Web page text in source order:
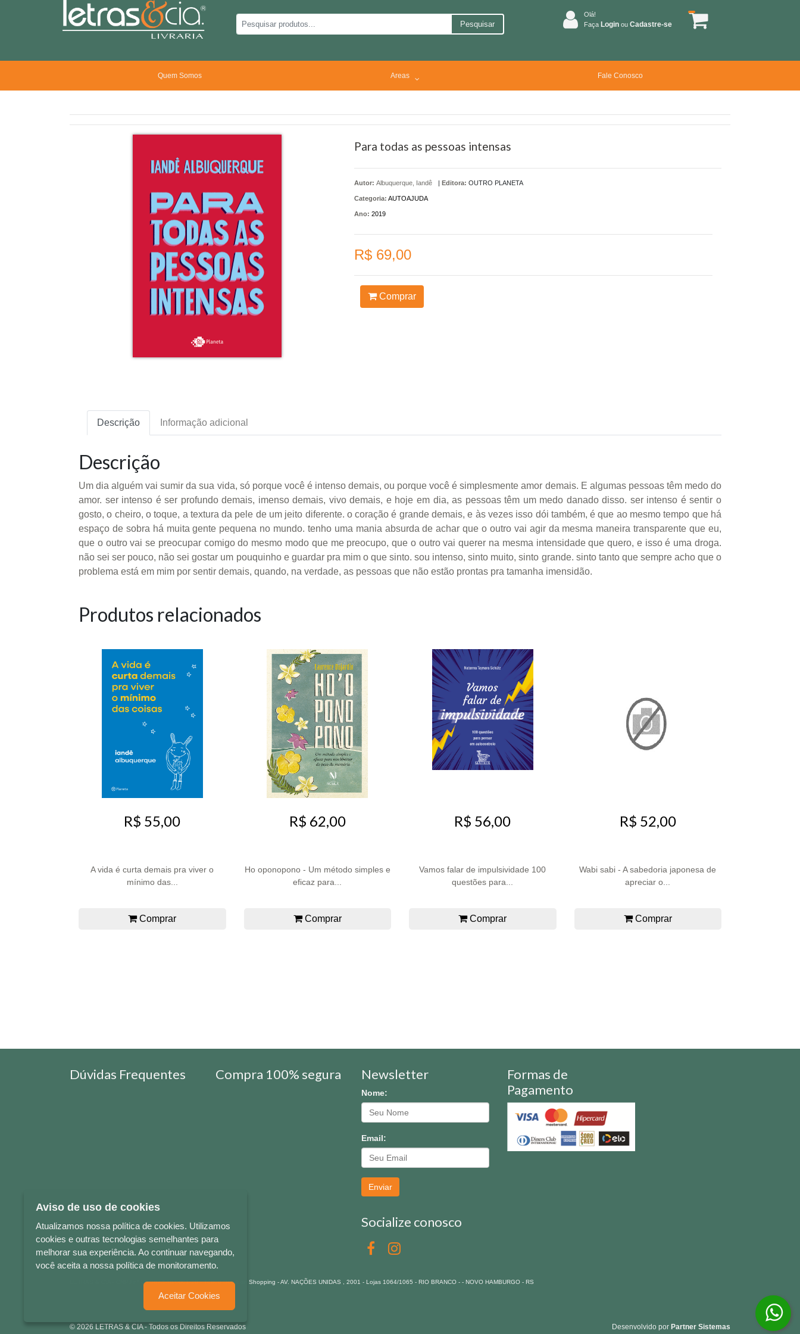
Pesquisar
Olá!
Faça Login ou Cadastre-se
Quem Somos Areas Fale Conosco
Para todas as pessoas intensas
Autor: Albuquerque, Iandê | Editora: OUTRO PLANETA
Categoria: AUTOAJUDA
Ano: 2019
R$ 69,00
Comprar
Descrição Informação adicional
Descrição
Um dia alguém vai sumir da sua vida, só porque você é intenso demais, ou porque você é simplesmente amor demais. E algumas pessoas têm medo do
amor. ser intenso é ser profundo demais, imenso demais, vivo demais, e hoje em dia, as pessoas têm um medo danado disso. ser intenso é sentir o
gosto, o cheiro, o toque, a textura da pele de um jeito diferente. o coração é grande demais, e às vezes isso dói também, é que ao mesmo tempo que há
espaço de sobra há muita gente pequena no mundo. tenho uma mania absurda de achar que o outro vai agir da mesma maneira transparente que eu,
que o outro vai se preocupar comigo do mesmo modo que me preocupo, que o outro vai querer na mesma intensidade que quero, e isso é uma droga.
não sei ser pouco, não sei gostar um pouquinho e guardar pra mim o que sinto. sou intenso, sinto muito, sinto grande. sinto tanto que sempre acho que o
problema está em mim por sentir demais, quando, na verdade, as pessoas que não estão prontas pra tamanha imensidão.
Produtos relacionados
R$ 55,00
A vida é curta demais pra viver o
mínimo das...
Comprar
R$ 62,00
Ho oponopono - Um método simples e
eficaz para...
Comprar
R$ 56,00
Vamos falar de impulsividade 100
questões para...
Comprar
R$ 52,00
Wabi sabi - A sabedoria japonesa de
apreciar o...
Comprar
Dúvidas Frequentes Compra 100% segura Newsletter
Nome:
Email:
Enviar
Socialize conosco
Formas de
Pagamento
LETRAS & CIA - CNPJ n° 88.587.548/0001-20 - Térreo Bourbon Shopping - AV. NAÇÕES UNIDAS , 2001 - Lojas 1064/1065 - RIO BRANCO - - NOVO HAMBURGO - RS
© 2026 LETRAS & CIA - Todos os Direitos Reservados Desenvolvido por Partner Sistemas
Aviso de uso de cookies
Atualizamos nossa política de cookies. Utilizamos
cookies e outras tecnologias semelhantes para
melhorar sua experiência. Ao continuar navegando,
você aceita a nossa política de monitoramento.
Aceitar Cookies